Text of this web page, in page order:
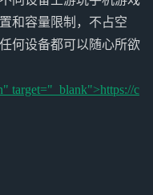
和容量限制，不占空
何设备都可以随心所欲
target="_blank">https://c